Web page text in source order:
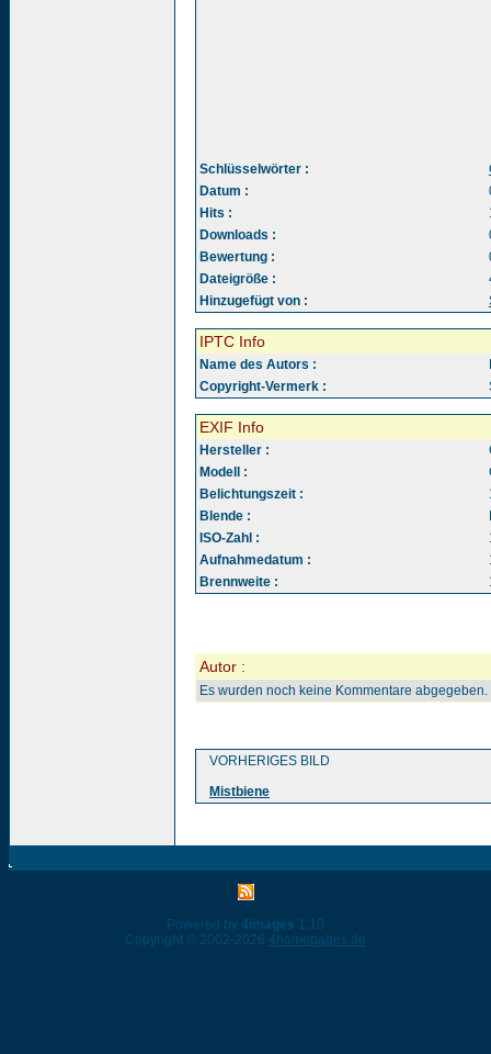
Schlüsselwörter :
Datum :
Hits :
Downloads :
Bewertung :
Dateigröße :
Hinzugefügt von :
IPTC Info
Name des Autors :
Copyright-Vermerk :
EXIF Info
Hersteller :
Modell :
Belichtungszeit :
Blende :
ISO-Zahl :
Aufnahmedatum :
Brennweite :
Autor :
Es wurden noch keine Kommentare abgegeben.
VORHERIGES BILD
Mistbiene
Powered by 4images 1.10
Copyright © 2002-2026 4homepages.de